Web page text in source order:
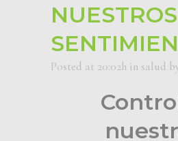
NUESTROS
Posted at 20:02h in salud